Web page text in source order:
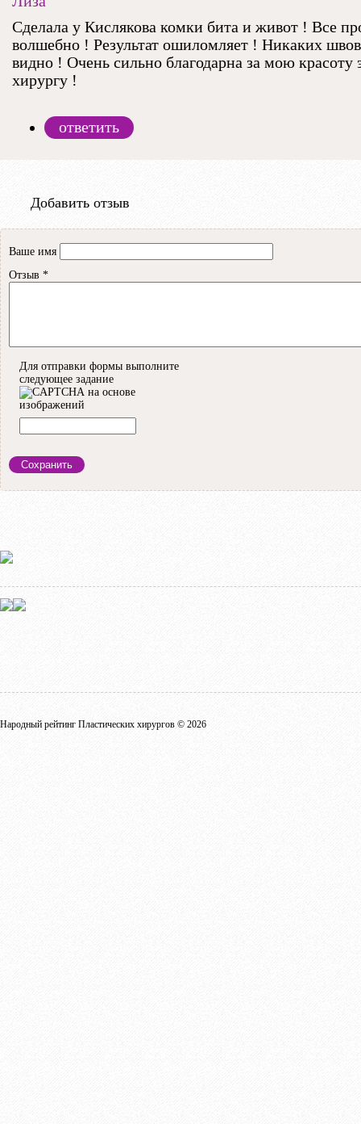
Сделала у Кислякова комки бита и живот ! Все
волшебно ! Результат ошиломляет ! Никаких
видно ! Очень сильно благодарна за мою красоту
хирургу !
ответить
Добавить отзыв
Ваше имя
Отзыв *
Для отправки формы выполните
следующее задание
Народный рейтинг Пластических хирургов © 2026